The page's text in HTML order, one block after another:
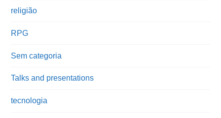
religião
RPG
Sem categoria
Talks and presentations
tecnologia